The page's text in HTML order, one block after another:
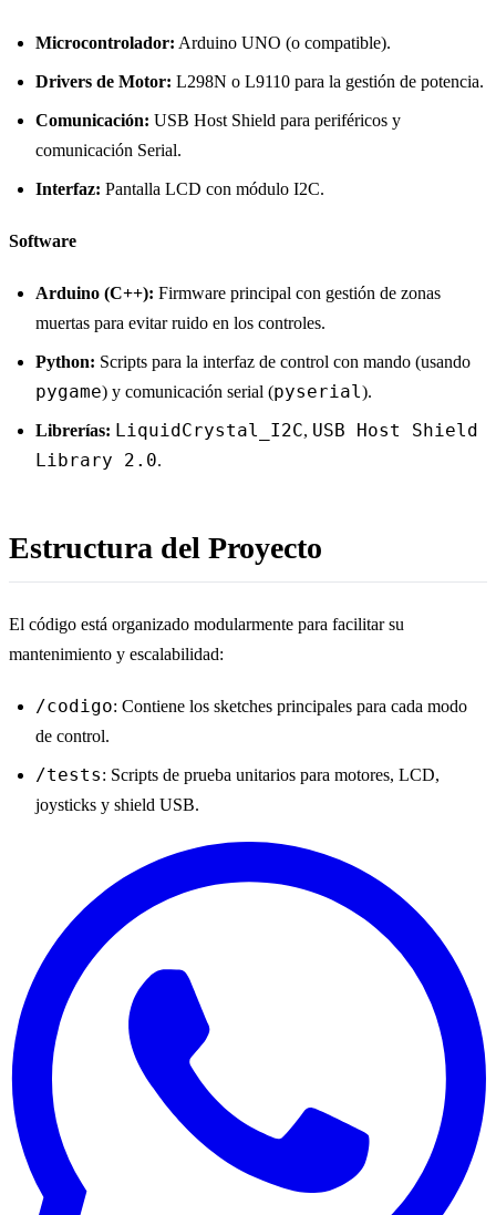
Microcontrolador: Arduino UNO (o compatible).
Drivers de Motor: L298N o L9110 para la gestión de potencia.
Comunicación: USB Host Shield para periféricos y
comunicación Serial.
Interfaz: Pantalla LCD con módulo I2C.
Software
Arduino (C++): Firmware principal con gestión de zonas
muertas para evitar ruido en los controles.
Python: Scripts para la interfaz de control con mando (usando
pygame) y comunicación serial (pyserial).
Librerías: LiquidCrystal_I2C, USB Host Shield
Library 2.0.
Estructura del Proyecto
El código está organizado modularmente para facilitar su
mantenimiento y escalabilidad:
/codigo: Contiene los sketches principales para cada modo
de control.
/tests: Scripts de prueba unitarios para motores, LCD,
joysticks y shield USB.